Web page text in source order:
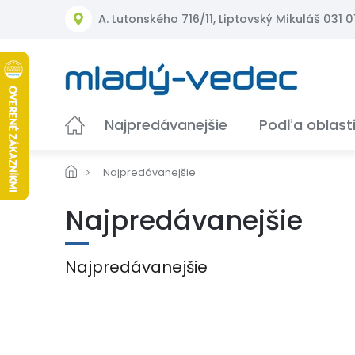
A. Lutonského 716/11, Liptovský Mikuláš 031
Najpredávanejšie Podľa oblasti
Najpredávanejšie
Najpredávanejšie
Najpredávanejšie